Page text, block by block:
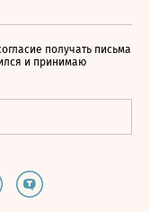
получать письма
и принимаю